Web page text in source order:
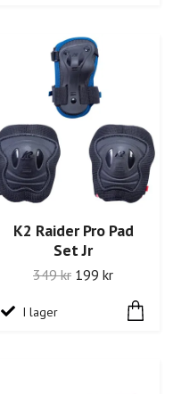
K2 Raider Pro Pad
Set Jr
349 kr 199 kr
I lager